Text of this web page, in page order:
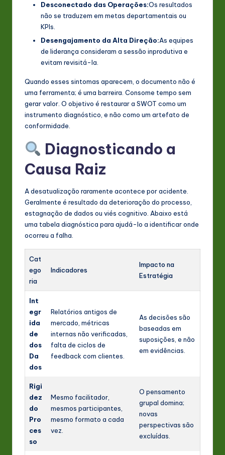
Desconectado das Operações:Os resultados
não se traduzem em metas departamentais ou
KPIs.
Desengajamento da Alta Direção:As equipes
de liderança consideram a sessão inprodutiva e
evitam revisitá-la.
Quando esses sintomas aparecem, o documento não é
uma ferramenta; é uma barreira. Consome tempo sem
gerar valor. O objetivo é restaurar a SWOT como um
instrumento diagnóstico, e não como um artefato de
conformidade.
Diagnosticando a
Causa Raiz
A desatualização raramente acontece por acidente.
Geralmente é resultado da deterioração do processo,
estagnação de dados ou viés cognitivo. Abaixo está
uma tabela diagnóstica para ajudá-lo a identificar onde
ocorreu a falha.
Cat
ego
ria
Indicadores
Impacto na
Estratégia
Int
egr
ida
de
dos
Da
dos
Relatórios antigos de
mercado, métricas
internas não verificadas,
falta de ciclos de
feedback com clientes.
As decisões são
baseadas em
suposições, e não
em evidências.
Rigi
dez
do
Pro
ces
so
Mesmo facilitador,
mesmos participantes,
mesmo formato a cada
vez.
O pensamento
grupal domina;
novas
perspectivas são
excluídas.